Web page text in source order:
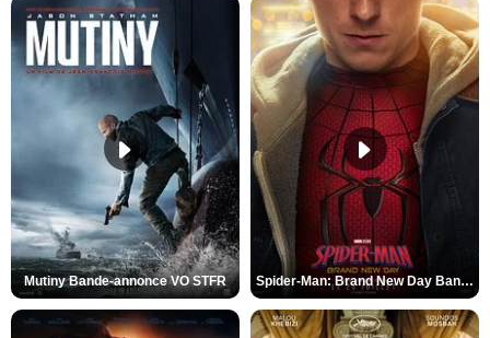
Mutiny Bande-annonce VO STFR Spider-Man: Brand New Day Bande-annonce VO STFR